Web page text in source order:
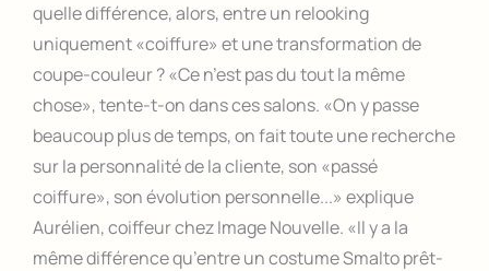
quelle différence, alors, entre un relooking
uniquement «coiffure» et une transformation de
coupe-couleur ? «Ce n’est pas du tout la même
chose», tente-t-on dans ces salons. «On y passe
beaucoup plus de temps, on fait toute une recherche
sur la personnalité de la cliente, son «passé
coiffure», son évolution personnelle...» explique
Aurélien, coiffeur chez Image Nouvelle. «Il y a la
même différence qu’entre un costume Smalto prêt-